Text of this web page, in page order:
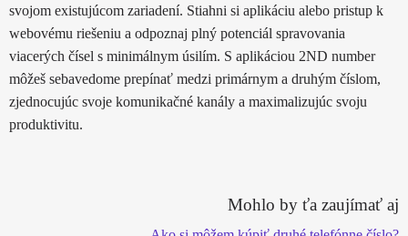
svojom existujúcom zariadení. Stiahni si aplikáciu alebo pristup k
webovému riešeniu a odpoznaj plný potenciál spravovania
viacerých čísel s minimálnym úsilím. S aplikáciou 2ND number
môžeš sebavedome prepínať medzi primárnym a druhým číslom,
zjednocujúc svoje komunikačné kanály a maximalizujúc svoju
produktivitu.
Mohlo by ťa zaujímať aj